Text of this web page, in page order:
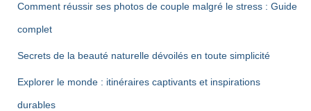
Comment réussir ses photos de couple malgré le stress : Guide
complet
Secrets de la beauté naturelle dévoilés en toute simplicité
Explorer le monde : itinéraires captivants et inspirations
durables